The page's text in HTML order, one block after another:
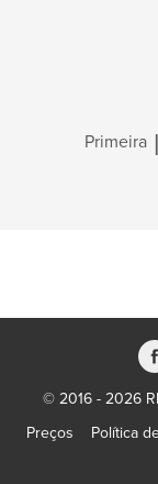
Primeira |
© 2016 - 2026
Preços
Política